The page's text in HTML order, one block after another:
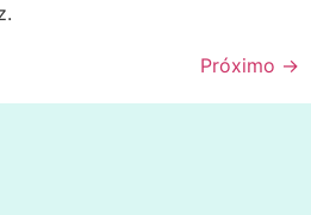
Próximo →